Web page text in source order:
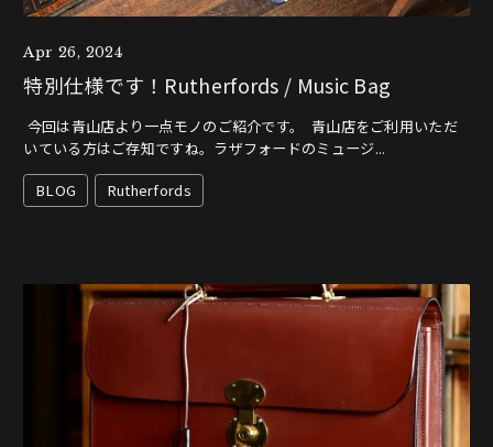
Apr 26, 2024
特別仕様です！Rutherfords / Music Bag
今回は青山店より一点モノのご紹介です。 青山店をご利用いただ
いている方はご存知ですね。ラザフォードのミュージ...
BLOG Rutherfords